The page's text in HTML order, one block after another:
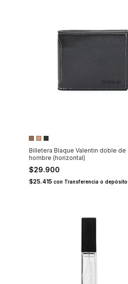
Billetera Blaque Valentin doble de
hombre (horizontal)
$29.900
$25.415 con Transferencia o depósito